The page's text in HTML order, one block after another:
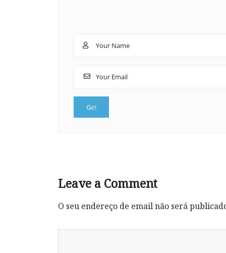
Leave a Comment
O seu endereço de email não será